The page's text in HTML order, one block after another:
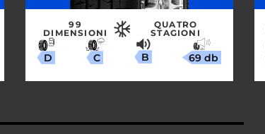
99
DIMENSIONI
QUATRO
STAGIONI
D C B 69 db